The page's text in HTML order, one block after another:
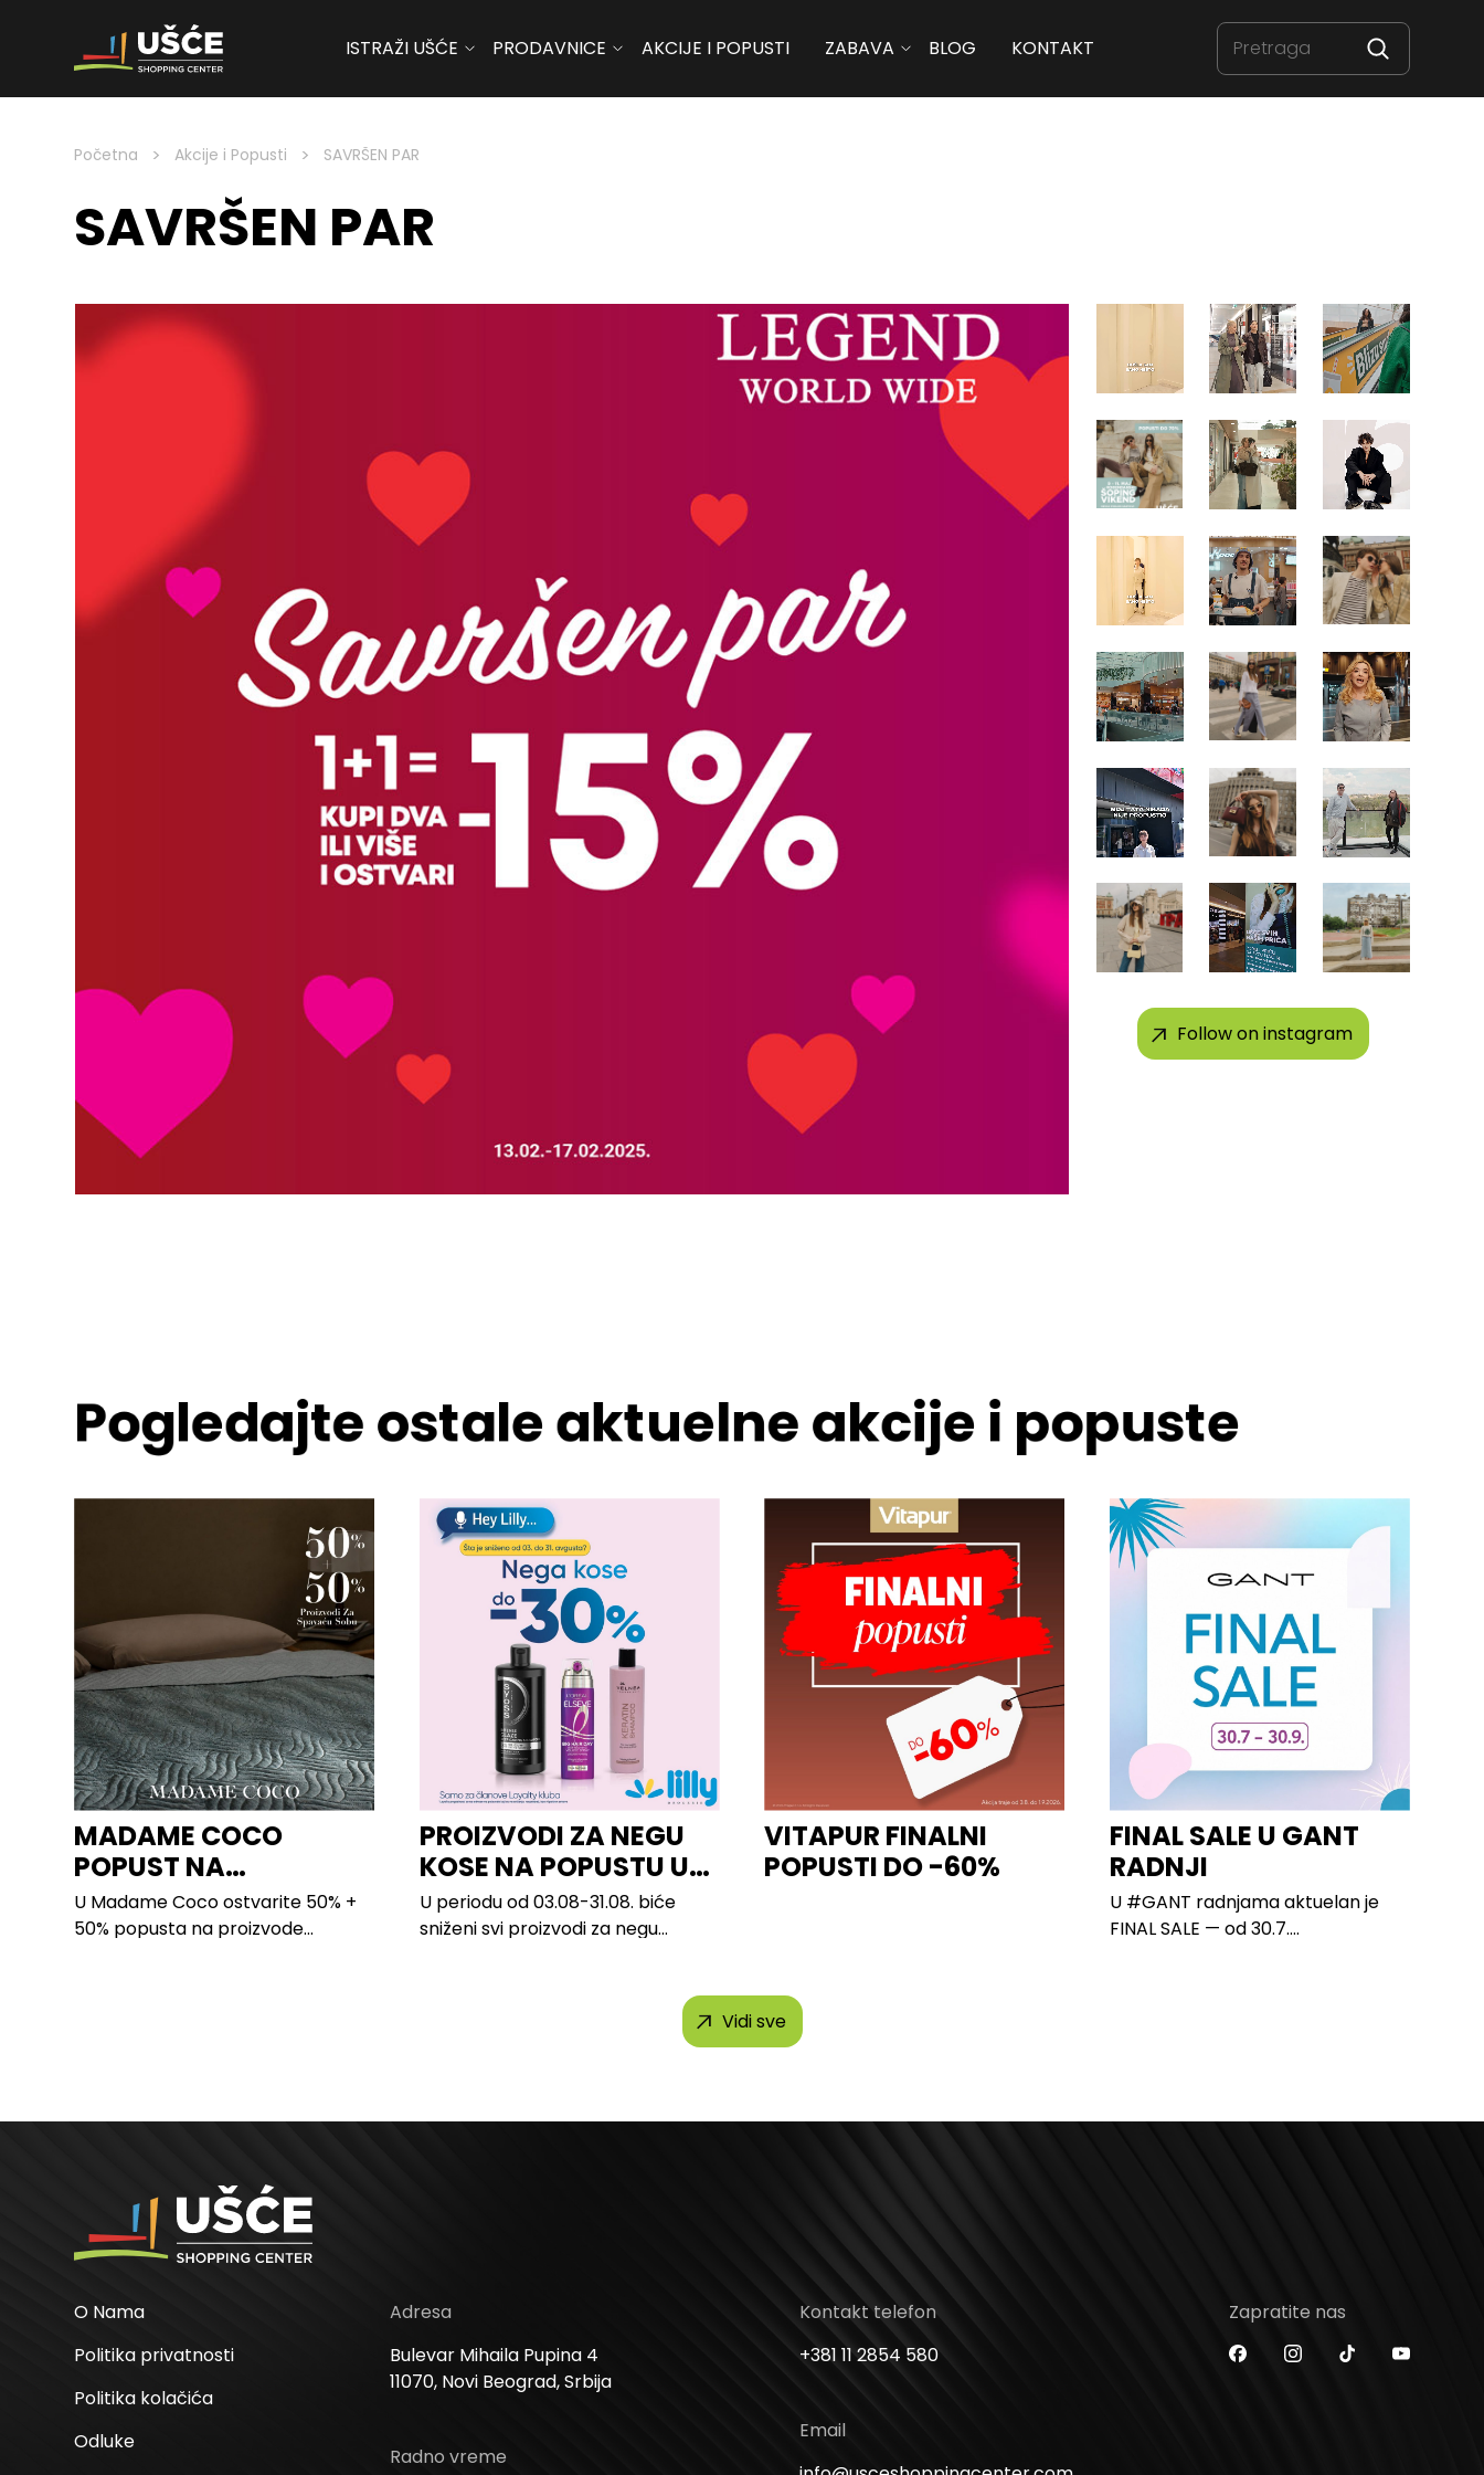
Skip to content
ISTRAŽI UŠĆE PRODAVNICE AKCIJE I POPUSTI ZABAVA BLOG KONTAKT
Početna > Akcije i Popusti > SAVRŠEN PAR
SAVRŠEN PAR
Follow on instagram
Pogledajte ostale aktuelne akcije i popuste
MADAME COCO
POPUST NA
PROIZVODE ZA
SPAVAĆU SOBU
U Madame Coco ostvarite 50% +
50% popusta na proizvode...
PROIZVODI ZA NEGU
KOSE NA POPUSTU U
LILLY
U periodu od 03.08-31.08. biće
sniženi svi proizvodi za negu
VITAPUR FINALNI
POPUSTI DO -60%
FINAL SALE U GANT
RADNJI
U #GANT radnjama aktuelan je
FINAL SALE — od 30.7....
Vidi sve
O Nama
Politika privatnosti
Politika kolačića
Odluke
Adresa
Bulevar Mihaila Pupina 4
11070, Novi Beograd, Srbija
Radno vreme
Kontakt telefon
+381 11 2854 580
Email
Zapratite nas